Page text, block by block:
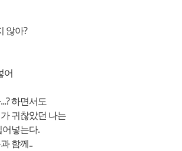
않아?
어
하면서도
귀찮았던 나는
넣는다.
함께..